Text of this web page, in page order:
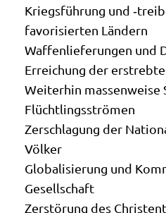
Kriegs­füh­rung und
favo­ri­sier­ten Ländern
Waf­fen­lie­fe­run­gen und
Errei­chung der
Wei­ter­hin mas­sen­wei­se
Flüchtlingsströmen
Zer­schla­gung der
Völker
Glo­ba­li­sie­rung und
Gesellschaft
Zer­stö­rung des